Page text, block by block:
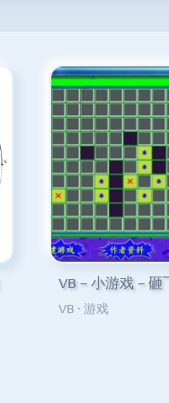
VB－小游戏－砸
VB · 游戏